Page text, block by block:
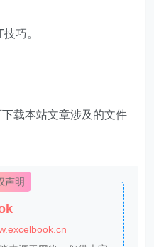
巧。
载本站文章涉及的文件
声明